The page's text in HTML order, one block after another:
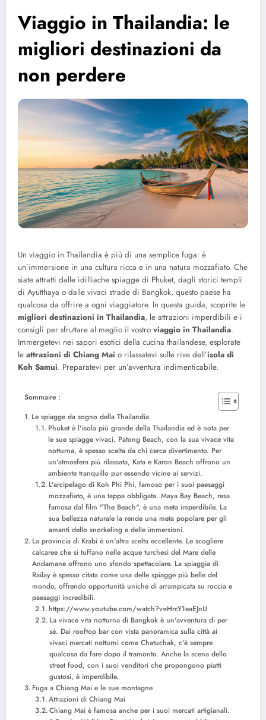
Viaggio in Thailandia: le
migliori destinazioni da
non perdere
Un viaggio in Thailandia è più di una semplice fuga: è
un’immersione in una cultura ricca e in una natura mozzafiato. Che
siate attratti dalle idilliache spiagge di Phuket, dagli storici templi
di Ayutthaya o dalle vivaci strade di Bangkok, questo paese ha
qualcosa da offrire a ogni viaggiatore. In questa guida, scoprite le
migliori destinazioni in Thailandia, le attrazioni imperdibili e i
consigli per sfruttare al meglio il vostro viaggio in Thailandia.
Immergetevi nei sapori esotici della cucina thailandese, esplorate
le attrazioni di Chiang Mai o rilassatevi sulle rive dell’isola di
Koh Samui. Preparatevi per un’avventura indimenticabile.
Sommaire :
Le spiagge da sogno della Thailandia
Phuket è l'isola più grande della Thailandia ed è nota per
le sue spiagge vivaci. Patong Beach, con la sua vivace vita
notturna, è spesso scelta da chi cerca divertimento. Per
un'atmosfera più rilassata, Kata e Karon Beach offrono un
ambiente tranquillo pur essendo vicine ai servizi.
L'arcipelago di Koh Phi Phi, famoso per i suoi paesaggi
mozzafiato, è una tappa obbligata. Maya Bay Beach, resa
famosa dal film "The Beach", è una meta imperdibile. La
sua bellezza naturale la rende una meta popolare per gli
amanti dello snorkeling e delle immersioni.
La provincia di Krabi è un'altra scelta eccellente. Le scogliere
calcaree che si tuffano nelle acque turchesi del Mare delle
Andamane offrono uno sfondo spettacolare. La spiaggia di
Railay è spesso citata come una delle spiagge più belle del
mondo, offrendo opportunità uniche di arrampicata su roccia e
paesaggi incredibili.
https://www.youtube.com/watch?v=HrcY1eaEJnU
La vivace vita notturna di Bangkok è un'avventura di per
sé. Dai rooftop bar con vista panoramica sulla città ai
vivaci mercati notturni come Chatuchak, c'è sempre
qualcosa da fare dopo il tramonto. Anche la scena dello
street food, con i suoi venditori che propongono piatti
gustosi, è imperdibile.
Fuga a Chiang Mai e le sue montagne
Attrazioni di Chiang Mai
Chiang Mai è famosa anche per i suoi mercati artigianali.